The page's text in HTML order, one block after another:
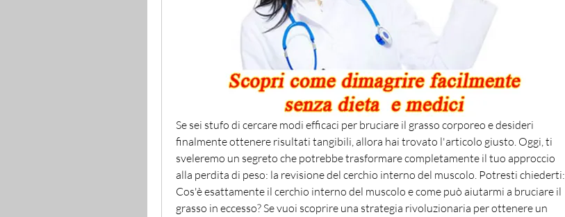
Se sei stufo di cercare modi efficaci per bruciare il grasso corporeo e desideri
finalmente ottenere risultati tangibili, allora hai trovato l'articolo giusto. Oggi, ti
sveleremo un segreto che potrebbe trasformare completamente il tuo approccio
alla perdita di peso: la revisione del cerchio interno del muscolo. Potresti chiederti:
Cos'è esattamente il cerchio interno del muscolo e come può aiutarmi a bruciare il
grasso in eccesso? Se vuoi scoprire una strategia rivoluzionaria per ottenere un